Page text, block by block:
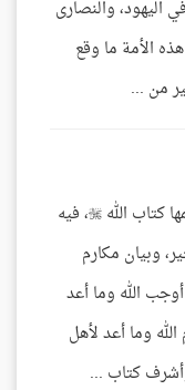
اليهود، والنصارى
الأمة ما وقع
من ...
ج: الكتب النافعة كثيرة، أعظمها وأهمها كتاب الله ، فيه
وبيان مكارم
الله وما أعد
وما أعد لأهل
كتاب ...